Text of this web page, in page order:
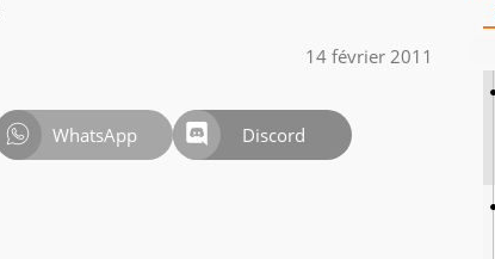
14 février 2011
WhatsApp Discord